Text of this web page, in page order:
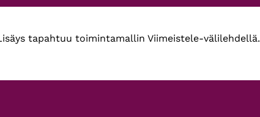
tapahtuu toimintamallin Viimeistele-välilehdellä.